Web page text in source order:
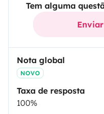
Tem alguma
Nota global
NOVO
Taxa de resposta
100%